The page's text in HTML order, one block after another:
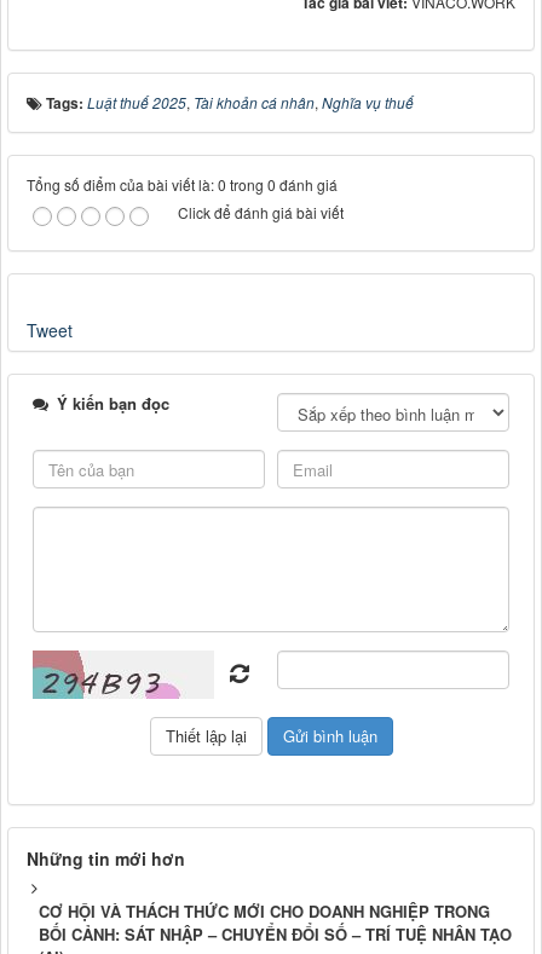
Tags: Luật thuế 2025, Tài khoản cá nhân, Nghĩa vụ thuế
Tổng số điểm của bài viết là: 0 trong 0 đánh giá
Click để đánh giá bài viết
Tweet
Ý kiến bạn đọc
Những tin mới hơn
CƠ HỘI VÀ THÁCH THỨC MỚI CHO DOANH NGHIỆP TRONG
BỐI CẢNH: SÁT NHẬP – CHUYỂN ĐỔI SỐ – TRÍ TUỆ NHÂN TẠO